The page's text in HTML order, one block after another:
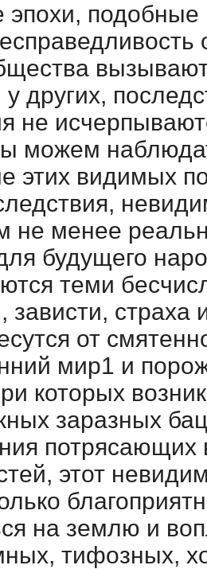
эпохи,
других,
не
можем
этих видимых
не менее
будущего
теми
зависти, страха
от
мир1 и
которых
заразных
потрясающих
этот
на землю и
тифозных,